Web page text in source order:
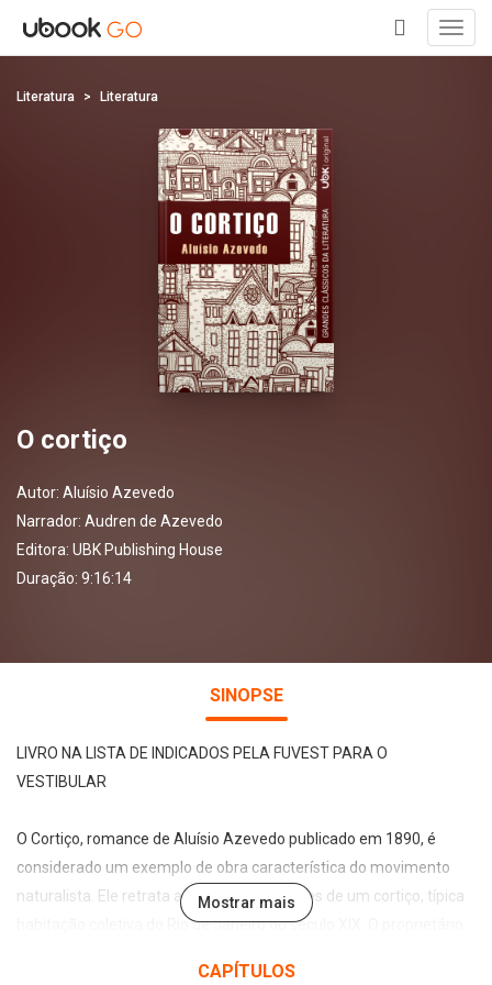
Literatura Literatura
O cortiço
Autor: Aluísio Azevedo
Narrador: Audren de Azevedo
Editora: UBK Publishing House
Duração: 9:16:14
SINOPSE
LIVRO NA LISTA DE INDICADOS PELA FUVEST PARA O
VESTIBULAR
O Cortiço, romance de Aluísio Azevedo publicado em 1890, é
considerado um exemplo de obra característica do movimento
naturalista. Ele retrata a vida dos moradores de um cortiço, típica
habitação coletiva do Rio de Janeiro do século XIX. O proprietário
Mostrar mais
CAPÍTULOS